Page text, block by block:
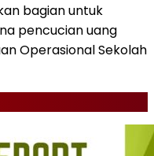
bagian untuk
pencucian uang
Operasional Sekolah